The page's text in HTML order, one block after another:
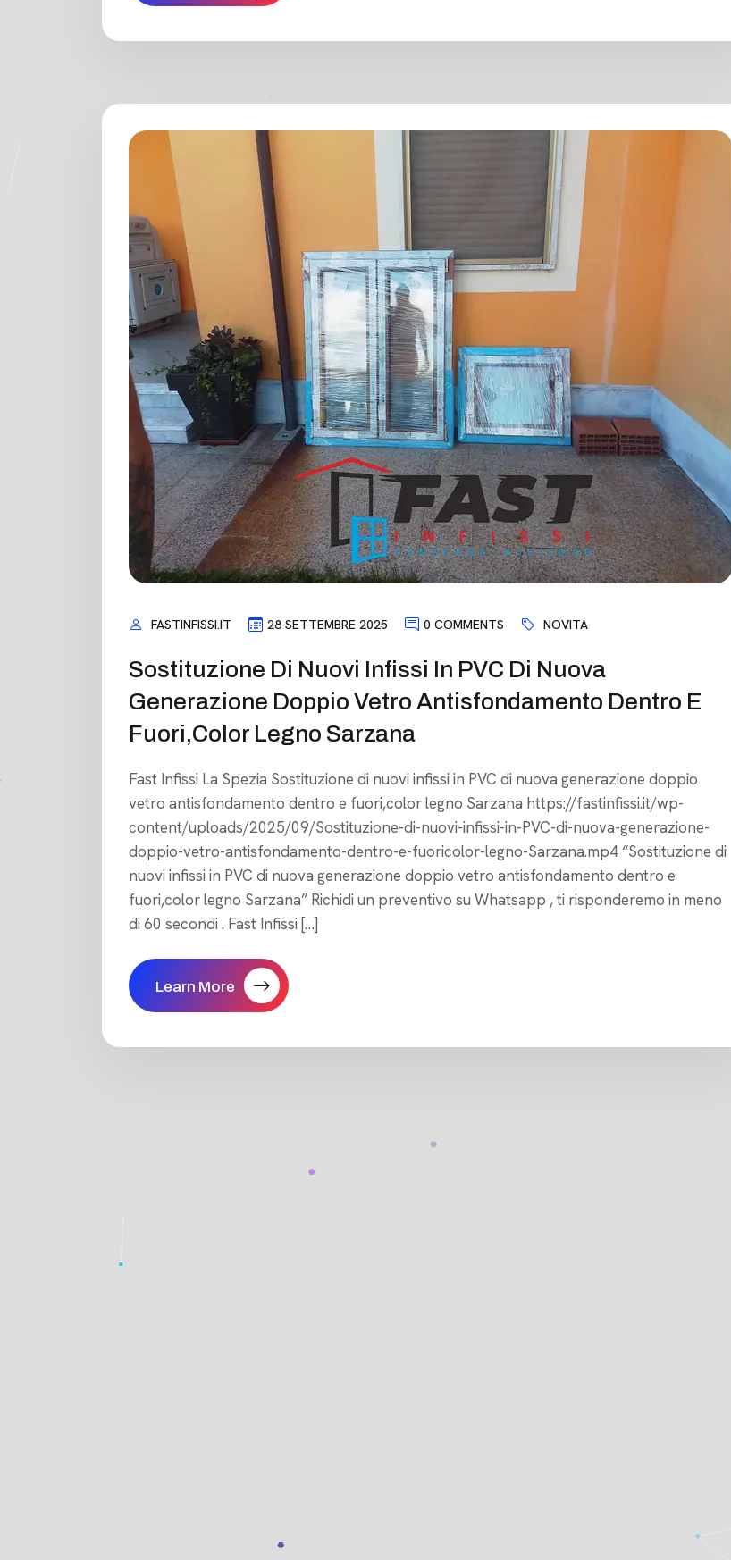
FASTINFISSI.IT 28 SETTEMBRE 2025 0 COMMENTS NOVITA
Sostituzione Di Nuovi Infissi In PVC Di Nuova
Generazione Doppio Vetro Antisfondamento Dentro E
Fuori,color Legno Sarzana
Fast Infissi La Spezia Sostituzione di nuovi infissi in PVC di nuova generazione doppio
vetro antisfondamento dentro e fuori,color legno Sarzana https://fastinfissi.it/wp-
content/uploads/2025/09/Sostituzione-di-nuovi-infissi-in-PVC-di-nuova-generazione-
doppio-vetro-antisfondamento-dentro-e-fuoricolor-legno-Sarzana.mp4 “Sostituzione di
nuovi infissi in PVC di nuova generazione doppio vetro antisfondamento dentro e
fuori,color legno Sarzana” Richidi un preventivo su Whatsapp , ti risponderemo in meno
di 60 secondi . Fast Infissi […]
Learn More